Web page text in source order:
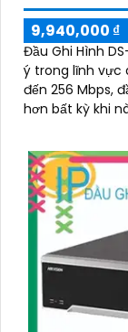
9,940,000 ₫
Đầu Ghi Hình
ý trong lĩnh vực an ninh
đến 256 Mbps,
hơn bất kỳ khi